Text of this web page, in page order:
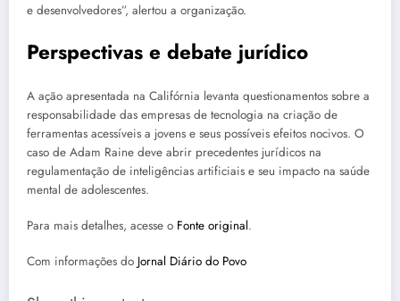
e desenvolvedores”, alertou a organização.
Perspectivas e debate jurídico
A ação apresentada na Califórnia levanta questionamentos sobre a
responsabilidade das empresas de tecnologia na criação de
ferramentas acessíveis a jovens e seus possíveis efeitos nocivos. O
caso de Adam Raine deve abrir precedentes jurídicos na
regulamentação de inteligências artificiais e seu impacto na saúde
mental de adolescentes.
Para mais detalhes, acesse o Fonte original.
Com informações do Jornal Diário do Povo